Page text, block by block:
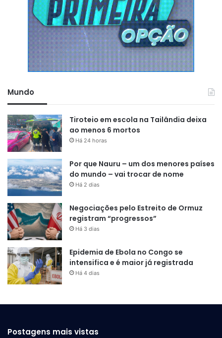
Mundo
Tiroteio em escola na Tailândia deixa
ao menos 6 mortos
Há 24 horas
Por que Nauru – um dos menores países
do mundo – vai trocar de nome
Há 2 dias
Negociações pelo Estreito de Ormuz
registram “progressos”
Há 3 dias
Epidemia de Ebola no Congo se
intensifica e é maior já registrada
Há 4 dias
Postagens mais vistas